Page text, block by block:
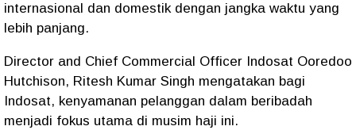
internasional dan domestik dengan jangka waktu yang
lebih panjang.
Director and Chief Commercial Officer Indosat Ooredoo
Hutchison, Ritesh Kumar Singh mengatakan bagi
Indosat, kenyamanan pelanggan dalam beribadah
menjadi fokus utama di musim haji ini.